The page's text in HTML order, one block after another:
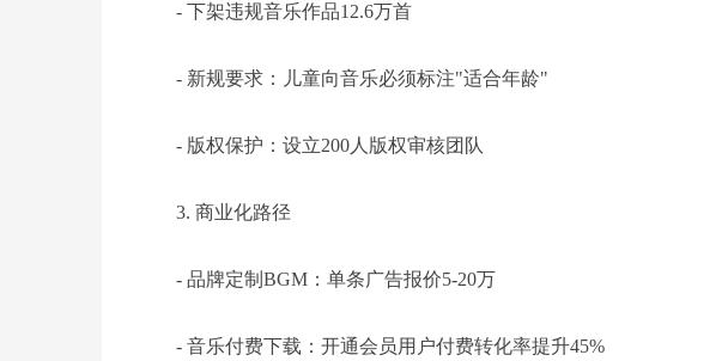
- 下架违规音乐作品12.6万首
- 新规要求：儿童向音乐必须标注"适合年龄"
- 版权保护：设立200人版权审核团队
3. 商业化路径
- 品牌定制BGM：单条广告报价5-20万
- 音乐付费下载：开通会员用户付费转化率提升45%